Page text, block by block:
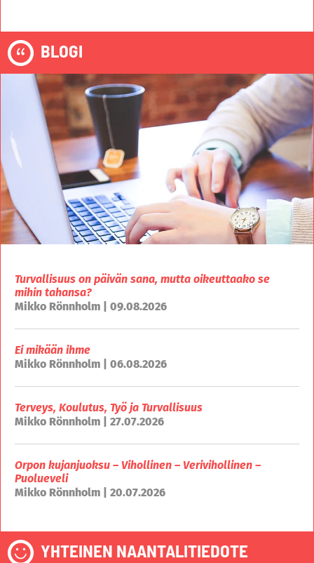
BLOGI
Turvallisuus on päivän sana, mutta oikeuttaako se
mihin tahansa?
Mikko Rönnholm | 09.08.2026
Ei mikään ihme
Mikko Rönnholm | 06.08.2026
Terveys, Koulutus, Työ ja Turvallisuus
Mikko Rönnholm | 27.07.2026
Orpon kujanjuoksu – Vihollinen – Verivihollinen –
Puolueveli
Mikko Rönnholm | 20.07.2026
YHTEINEN NAANTALITIEDOTE